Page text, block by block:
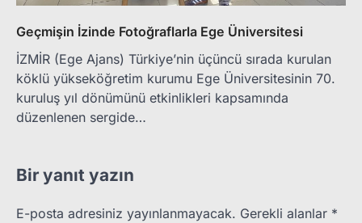
Geçmişin İzinde Fotoğraflarla Ege Üniversitesi
İZMİR (Ege Ajans) Türkiye’nin üçüncü sırada kurulan
köklü yükseköğretim kurumu Ege Üniversitesinin 70.
kuruluş yıl dönümünü etkinlikleri kapsamında
düzenlenen sergide…
Bir yanıt yazın
E-posta adresiniz yayınlanmayacak. Gerekli alanlar *